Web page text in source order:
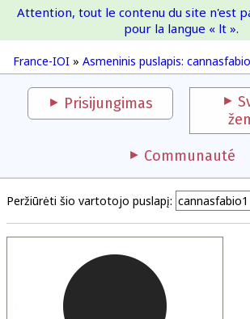
France-
France-IOI » Asmeninis puslapis:
Attention, tout le contenu du site n'est
pour la langue « lt ».
Prisijungimas
Communauté
Peržiūrėti šio vartotojo puslapį: